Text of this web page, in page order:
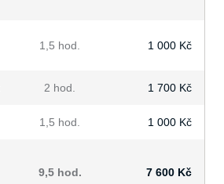
1,5 hod. 1 000 Kč
2 hod. 1 700 Kč
1,5 hod. 1 000 Kč
9,5 hod. 7 600 Kč